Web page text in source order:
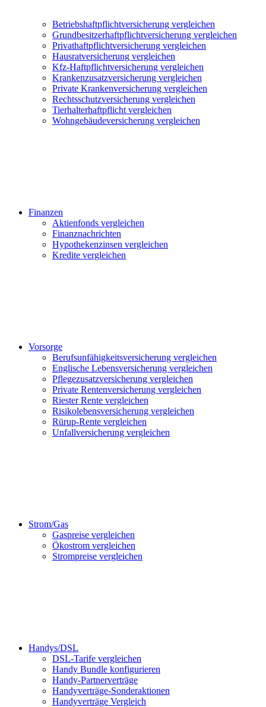
Betriebshaftpflichtversicherung vergleichen
Grundbesitzerhaftpflichtversicherung vergleichen
Privathaftpflichtversicherung vergleichen
Hausratversicherung vergleichen
Kfz-Haftpflichtversicherung vergleichen
Krankenzusatzversicherung vergleichen
Private Krankenversicherung vergleichen
Rechtsschutzversicherung vergleichen
Tierhalterhaftpflicht vergleichen
Wohngebäudeversicherung vergleichen
Finanzen
Aktienfonds vergleichen
Finanznachrichten
Hypothekenzinsen vergleichen
Kredite vergleichen
Vorsorge
Berufsunfähigkeitsversicherung vergleichen
Englische Lebensversicherung vergleichen
Pflegezusatzversicherung vergleichen
Private Rentenversicherung vergleichen
Riester Rente vergleichen
Risikolebensversicherung vergleichen
Rürup-Rente vergleichen
Unfallversicherung vergleichen
Strom/Gas
Gaspreise vergleichen
Ökostrom vergleichen
Strompreise vergleichen
Handys/DSL
DSL-Tarife vergleichen
Handy Bundle konfigurieren
Handy-Partnerverträge
Handyverträge-Sonderaktionen
Handyverträge Vergleich